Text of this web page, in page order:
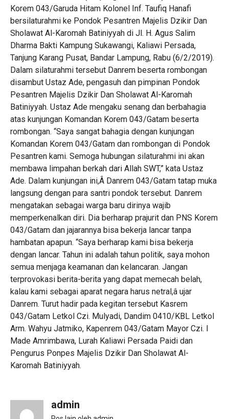
Korem 043/Garuda Hitam Kolonel Inf. Taufiq Hanafi
bersilaturahmi ke Pondok Pesantren Majelis Dzikir Dan
Sholawat Al-Karomah Batiniyyah di Jl. H. Agus Salim
Dharma Bakti Kampung Sukawangi, Kaliawi Persada,
Tanjung Karang Pusat, Bandar Lampung, Rabu (6/2/2019).
Dalam silaturahmi tersebut Danrem beserta rombongan
disambut Ustaz Ade, pengasuh dan pimpinan Pondok
Pesantren Majelis Dzikir Dan Sholawat Al-Karomah
Batiniyyah. Ustaz Ade mengaku senang dan berbahagia
atas kunjungan Komandan Korem 043/Gatam beserta
rombongan. “Saya sangat bahagia dengan kunjungan
Komandan Korem 043/Gatam dan rombongan di Pondok
Pesantren kami. Semoga hubungan silaturahmi ini akan
membawa limpahan berkah dari Allah SWT,” kata Ustaz
Ade. Dalam kunjungan ini,Â Danrem 043/Gatam tatap muka
langsung dengan para santri pondok tersebut. Danrem
mengatakan sebagai warga baru dirinya wajib
memperkenalkan diri. Dia berharap prajurit dan PNS Korem
043/Gatam dan jajarannya bisa bekerja lancar tanpa
hambatan apapun. “Saya berharap kami bisa bekerja
dengan lancar. Tahun ini adalah tahun politik, saya mohon
semua menjaga keamanan dan kelancaran. Jangan
terprovokasi berita-berita yang dapat memecah belah,
kalau kami sebagai aparat negara harus netral,â ujar
Danrem. Turut hadir pada kegitan tersebut Kasrem
043/Gatam Letkol Czi. Mulyadi, Dandim 0410/KBL Letkol
Arm. Wahyu Jatmiko, Kapenrem 043/Gatam Mayor Czi. I
Made Amrimbawa, Lurah Kaliawi Persada Paidi dan
Pengurus Ponpes Majelis Dzikir Dan Sholawat Al-
Karomah Batiniyyah.
admin